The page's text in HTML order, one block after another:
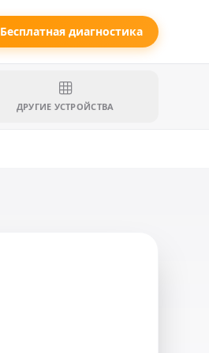
Бесплатная диагностика
ДРУГИЕ УСТРОЙСТВА